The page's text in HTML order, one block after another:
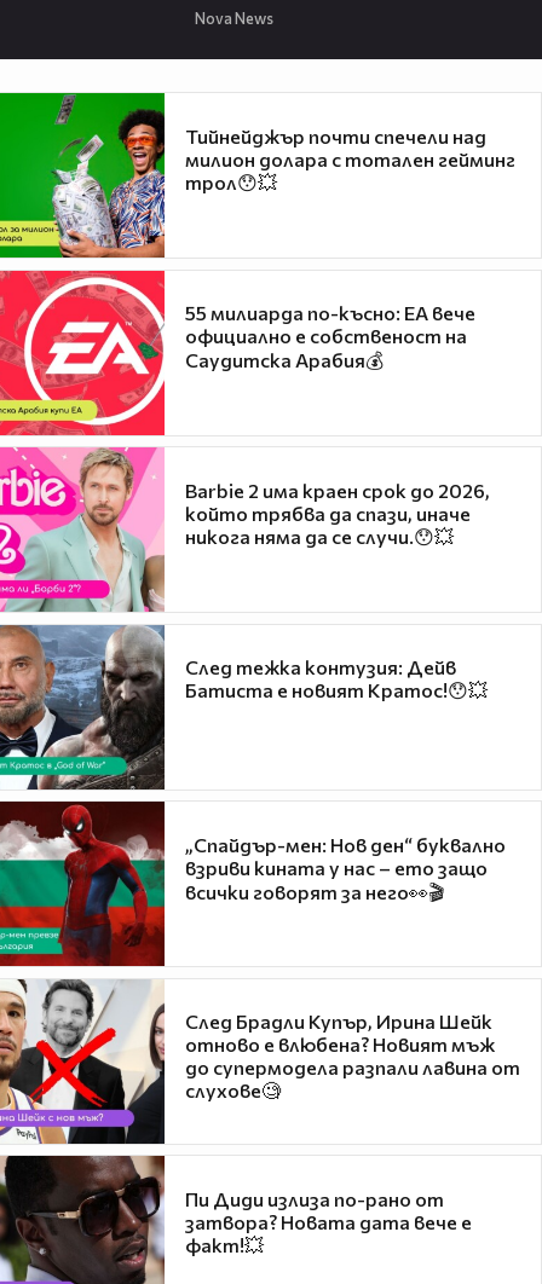
Nova News
Тийнейджър почти спечели над
милион долара с тотален гейминг
трол😯💥
55 милиарда по-късно: EA вече
официално е собственост на
Саудитска Арабия💰
Barbie 2 има краен срок до 2026,
който трябва да спази, иначе
никога няма да се случи.😯💥
След тежка контузия: Дейв
Батиста е новият Кратос!😯💥
„Спайдър-мен: Нов ден“ буквално
взриви кината у нас – ето защо
всички говорят за него👀🎬
След Брадли Купър, Ирина Шейк
отново е влюбена? Новият мъж
до супермодела разпали лавина от
слухове🧐
Пи Диди излиза по-рано от
затвора? Новата дата вече е
факт!💥